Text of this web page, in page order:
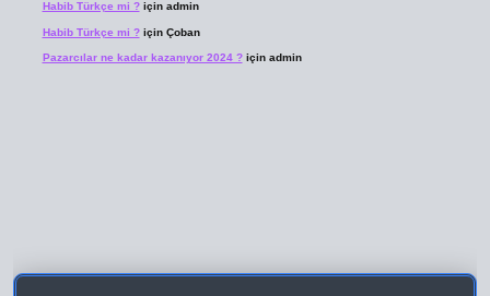
Habib Türkçe mi ?için admin
Habib Türkçe mi ?için Çoban
Pazarcılar ne kadar kazanıyor 2024 ?için admin